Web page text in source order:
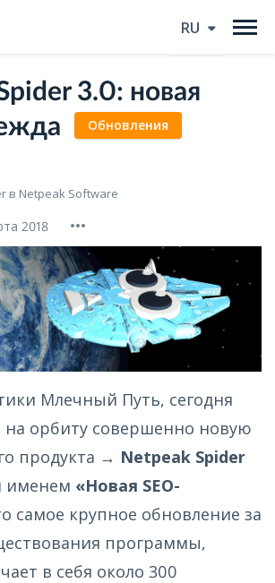
RU
3.0: новая
Обновления
в Netpeak Software
2018
Млечный Путь, сегодня
на орбиту совершенно новую
продукта → Netpeak Spider
именем «Новая SEO-
самое крупное обновление за
программы,
в себя около 300